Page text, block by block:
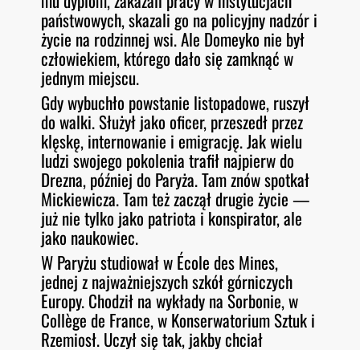
państwowych, skazali go na policyjny nadzór i
życie na rodzinnej wsi. Ale Domeyko nie był
człowiekiem, którego dało się zamknąć w
jednym miejscu.
Gdy wybuchło powstanie listopadowe, ruszył
do walki. Służył jako oficer, przeszedł przez
klęskę, internowanie i emigrację. Jak wielu
ludzi swojego pokolenia trafił najpierw do
Drezna, później do Paryża. Tam znów spotkał
Mickiewicza. Tam też zaczął drugie życie —
już nie tylko jako patriota i konspirator, ale
jako naukowiec.
W Paryżu studiował w École des Mines,
jednej z najważniejszych szkół górniczych
Europy. Chodził na wykłady na Sorbonie, w
Collège de France, w Konserwatorium Sztuk i
Rzemiosł. Uczył się tak, jakby chciał